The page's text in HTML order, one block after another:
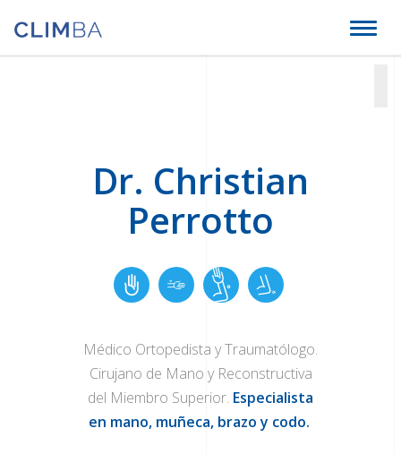
Climba
Dr. Christian
Perrotto
Médico Ortopedista y Traumatólogo.
Cirujano de Mano y Reconstructiva
del Miembro Superior. Especialista
en mano, muñeca, brazo y codo.